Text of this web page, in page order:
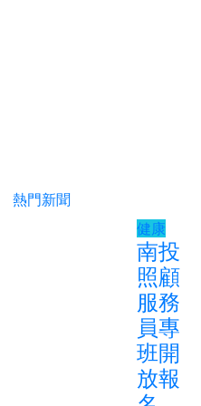
熱門新聞
健康
南投
照顧
服務
員專
班開
放報